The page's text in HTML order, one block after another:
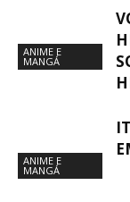
ANIME E
MANGÁ
ANIME E
MANGÁ